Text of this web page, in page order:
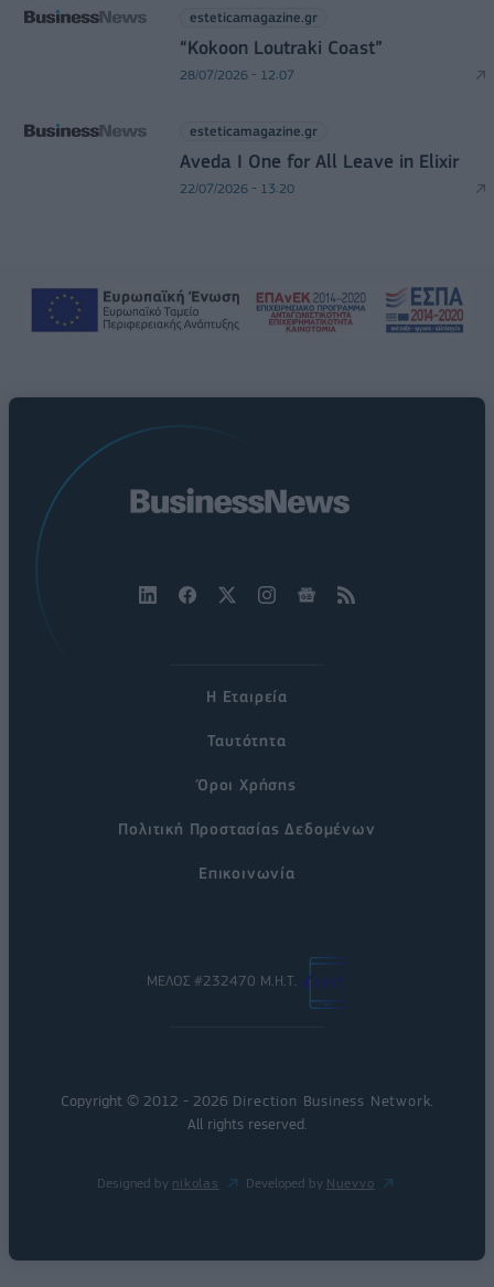
esteticamagazine.gr
“Kokoon Loutraki Coast”
28/07/2026 - 12:07
esteticamagazine.gr
Aveda I One for All Leave in Elixir
22/07/2026 - 13:20
Η Εταιρεία
Ταυτότητα
Όροι Χρήσης
Πολιτική Προστασίας Δεδομένων
Επικοινωνία
ΜΕΛΟΣ #232470 Μ.Η.Τ.
Copyright © 2012 - 2026 Direction Business Network
All rights reserved.
Designed by nikolas Developed by Nuevvo